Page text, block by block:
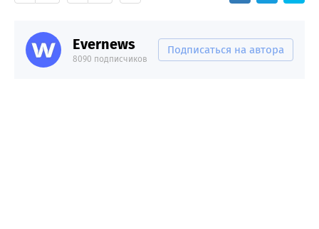
Evernews
8090 подписчиков
Подписаться на автора